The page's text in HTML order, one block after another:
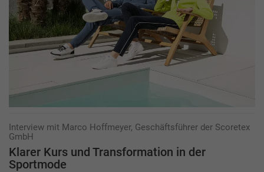
Interview mit Marco Hoffmeyer, Geschäftsführer der Scoretex
GmbH
Klarer Kurs und Transformation in der
Sportmode